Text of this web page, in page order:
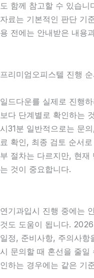
도 함께 참고할 수 있습
자료는 기본적인 판단 기
용 전에는 안내받은 내용
프리미엄오피스텔 진행
일드다운를 실제로 진행
보다 단계별로 확인하는
시31분 일반적으로는 문
료 확인, 최종 검토 순서
부 절차는 다르지만, 현재
는 것이 중요합니다.
연기과입시 진행 중에는
것도 도움이 됩니다.
일정, 준비사항, 주의사항
시 문의할 때 혼선을 줄
인하는 경우에는 같은 기